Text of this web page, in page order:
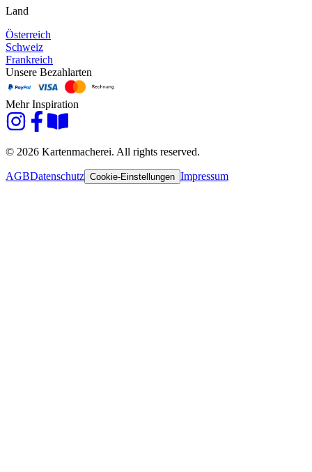
Land
Österreich
Schweiz
Frankreich
Unsere Bezahlarten
Mehr Inspiration
© 2026 Kartenmacherei. All rights reserved.
AGBDatenschutz Cookie-Einstellungen Impressum